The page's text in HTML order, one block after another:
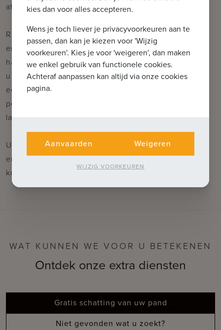
afwerking
Residentie De Gendarmerie biedt naast residentiële
entiteiten ook ruime handelsruimtes aan. De
handelsruimtes worden casco aangeboden waardoor
u zelf volledig kiest welke richting u uitgaat. Zowel
een kantoorruimte alsook handelszaak kunnen zich
perfect huisvesten op deze commerciële topligging
langs de Brugse Ring.
U heeft de mogelijkheid om een privatieve berging
en/of staanplaats in de ondergrondse garage bij te
kopen
WAT KUNNEN WE VOOR U BETEKENEN
Ontdek onze extra diensten
Gratis schatting van uw pand
Niet gevonden wat u zoekt?
kies dan voor alles accepteren.
Wens je toch liever je privacyvoorkeuren aan te
passen, dan kan je kiezen voor 'Wijzig
voorkeuren'. Kies je voor 'weigeren', dan maken
we enkel gebruik van functionele cookies.
Achteraf aanpassen kan altijd via onze cookies
pagina.
Aanvaarden Weigeren
WIJZIG VOORKEUREN